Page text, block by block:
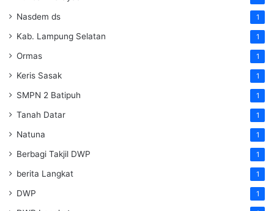
Nasdem ds 1
Kab. Lampung Selatan 1
Ormas 1
Keris Sasak 1
SMPN 2 Batipuh 1
Tanah Datar 1
Natuna 1
Berbagi Takjil DWP 1
berita Langkat 1
DWP 1